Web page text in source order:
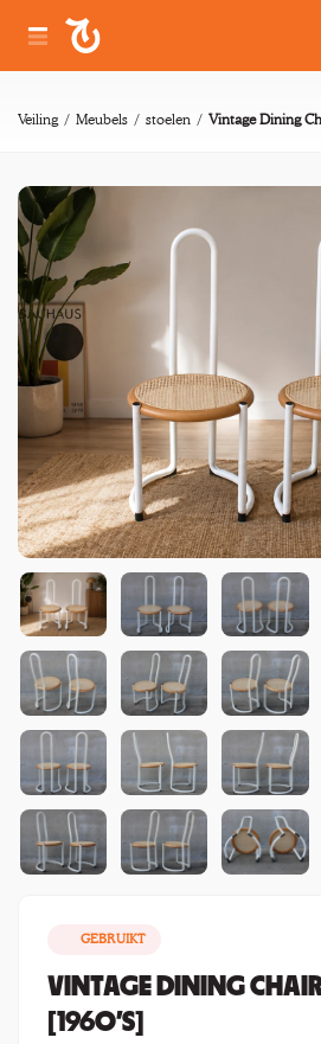
Veiling Meubels stoelen Vintage Dining
GEBRUIKT
VINTAGE DINING
[1960'S]